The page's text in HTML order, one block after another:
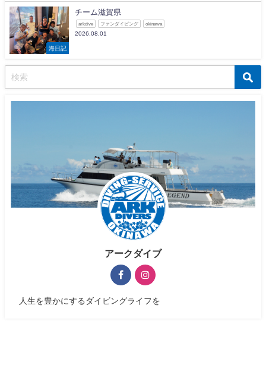
海日記
チーム滋賀県
arkdive ファンダイビング okinawa
2026.08.01
アークダイブ
人生を豊かにするダイビングライフを